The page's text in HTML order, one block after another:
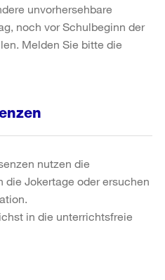
unvorhersehbare
noch vor Schulbeginn der
Melden Sie bitte die
nutzen die
die Jokertage oder ersuchen
in die unterrichtsfreie